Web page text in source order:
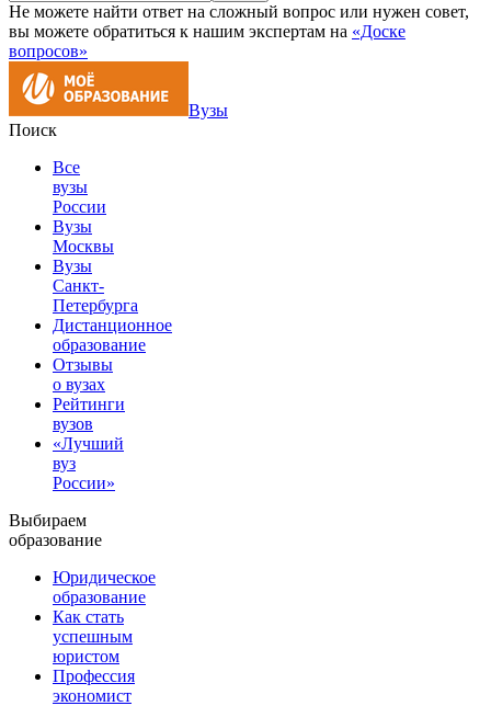
Не можете найти ответ на сложный вопрос или нужен совет,
вы можете обратиться к нашим экспертам на «Доске
вопросов»
Вузы
Поиск
Все
вузы
России
Вузы
Москвы
Вузы
Санкт-
Петербурга
Дистанционное
образование
Отзывы
о вузах
Рейтинги
вузов
«Лучший
вуз
России»
Выбираем
образование
Юридическое
образование
Как стать
успешным
юристом
Профессия
экономист